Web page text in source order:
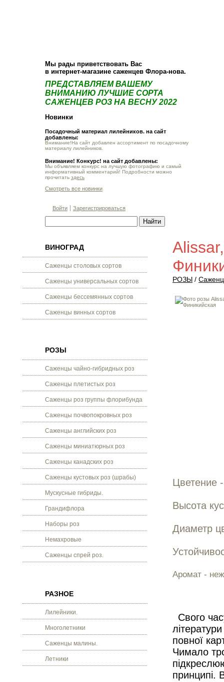
Мы рады приветствовать Вас
в интернет-магазине саженцев Флора-нова.
ПРЕДСТАВЛЯЕМ ВАШЕМУ
ВНИМАНИЮ ЛУЧШИЕ СОРТА
САЖЕНЦЕВ РОЗ НА ВЕСНУ 2022
Новинки
Посадочный материал лилейников. на сайт
добавлены:
Внимание!На сайт добавлен ассортимент по посадочному
материалу лилейников.
Внимание! Конкурс! на сайт добавлены:
Мы объявляем конкурс на лучшую фотографию и самый
информативный комментарий! Подробности можно
прочитать здесь
Смотреть все новинки
Войти Зарегистрироваться
ВИНОГРАД
Саженцы столовых сортов
Саженцы универсальных сортов
Саженцы бессемянных сортов
Саженцы винных сортов
РОЗЫ
Саженцы чайно-гибридных роз
Саженцы плетистых роз
Саженцы роз группы флорибунда
Саженцы почвопокровных роз
Саженцы английских роз
Саженцы миниатюрных роз
Саженцы канадских роз
Саженцы кустовых роз (шрабы)
Мускусные гибриды.
Грандифлора
Наборы роз
Немахровые
Саженцы спрей роз.
РАЗНОЕ
Лилейники.
Многолетники
Саженцы малины.
Летники
РОЗЫ /
Цветение
Высота
Диаметр
Аромат -
Свого
повної
Чимало
принципі.